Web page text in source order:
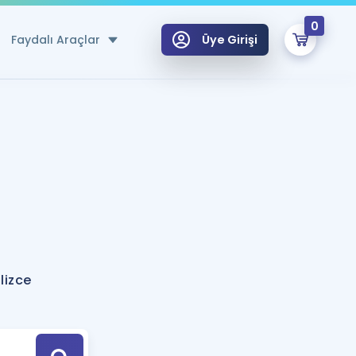
Faydalı Araçlar
Hesaplama Aracı
için Öneriler
Tek Takvimde
Üye Girişi
0